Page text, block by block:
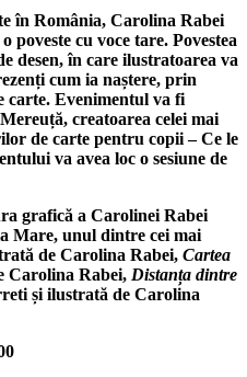
în România, Carolina Rabei
cu voce tare. Povestea
desen, în care ilustratoarea va
cum ia naștere, prin
carte. Evenimentul va fi
creatoarea celei mai
de carte pentru copii – Ce le
va avea loc o sesiune de
grafică a Carolinei Rabei
Mare, unul dintre cei mai
de Carolina Rabei, Cartea
Carolina Rabei, Distanța dintre
și ilustrată de Carolina